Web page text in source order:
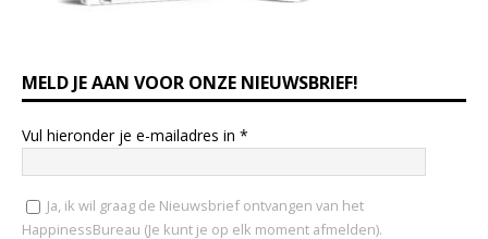
MELD JE AAN VOOR ONZE NIEUWSBRIEF!
Vul hieronder je e-mailadres in *
Ja, ik wil graag de Nieuwsbrief ontvangen van het
HappinessBureau (Je kunt je op elk moment afmelden).